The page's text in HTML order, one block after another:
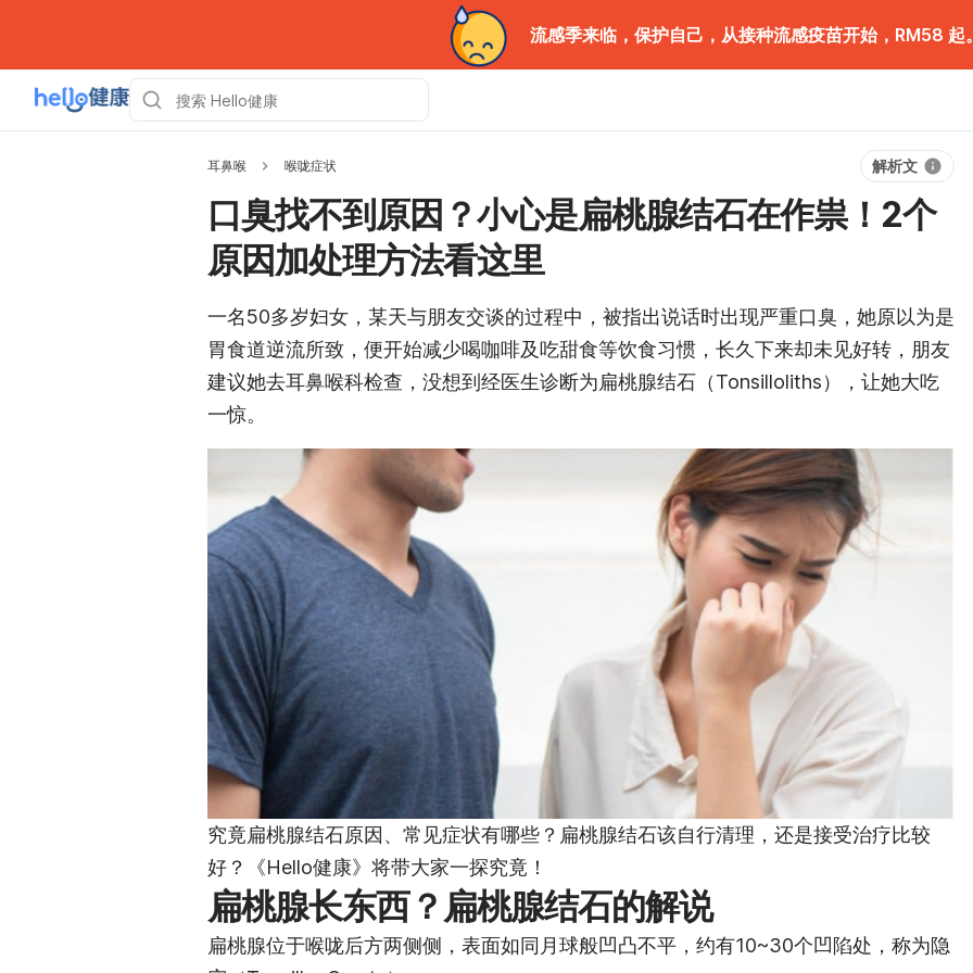
流感季来临，保护自己，从接种流感疫苗开始，RM58 起
耳鼻喉 喉咙症状 解析文
口臭找不到原因？小心是扁桃腺结石在作祟！2个
原因加处理方法看这里
一名50多岁妇女，某天与朋友交谈的过程中，被指出说话时出现严重口臭，她原以为是
胃食道逆流所致，便开始减少喝咖啡及吃甜食等饮食习惯，长久下来却未见好转，朋友
建议她去耳鼻喉科检查，没想到经医生诊断为扁桃腺结石（Tonsilloliths），让她大吃
一惊。
究竟扁桃腺结石原因、常见症状有哪些？扁桃腺结石该自行清理，还是接受治疗比较
好？《Hello健康》将带大家一探究竟！
扁桃腺长东西？扁桃腺结石的解说
扁桃腺位于喉咙后方两侧侧，表面如同月球般凹凸不平，约有10~30个凹陷处，称为隐